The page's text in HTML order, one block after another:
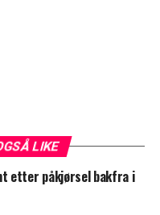
LIKE
etter påkjørsel bakfra i